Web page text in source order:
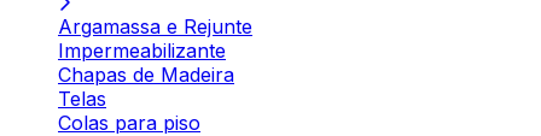
Argamassa e Rejunte
Impermeabilizante
Chapas de Madeira
Telas
Colas para piso